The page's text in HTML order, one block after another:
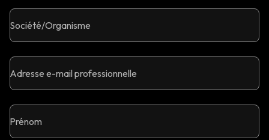
Société/Organisme
Adresse e-mail professionnelle
Prénom